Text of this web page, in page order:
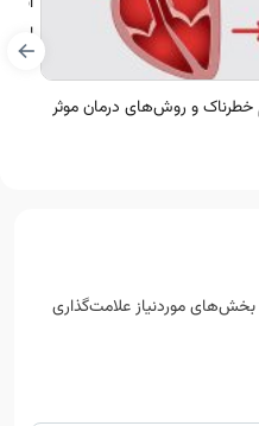
بخش‌های موردنیاز علامت‌گذاری